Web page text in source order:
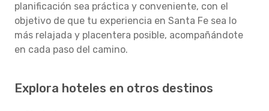
planificación sea práctica y conveniente, con el
objetivo de que tu experiencia en Santa Fe sea lo
más relajada y placentera posible, acompañándote
en cada paso del camino.
Explora hoteles en otros destinos